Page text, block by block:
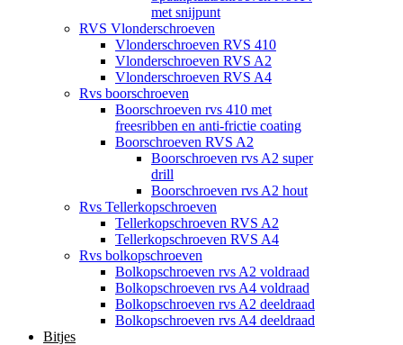
met snijpunt
RVS Vlonderschroeven
Vlonderschroeven RVS 410
Vlonderschroeven RVS A2
Vlonderschroeven RVS A4
Rvs boorschroeven
Boorschroeven rvs 410 met
freesribben en anti-frictie coating
Boorschroeven RVS A2
Boorschroeven rvs A2 super
drill
Boorschroeven rvs A2 hout
Rvs Tellerkopschroeven
Tellerkopschroeven RVS A2
Tellerkopschroeven RVS A4
Rvs bolkopschroeven
Bolkopschroeven rvs A2 voldraad
Bolkopschroeven rvs A4 voldraad
Bolkopschroeven rvs A2 deeldraad
Bolkopschroeven rvs A4 deeldraad
Bitjes